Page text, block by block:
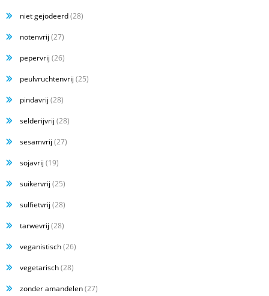
niet gejodeerd(28)
notenvrij (27)
pepervrij (26)
peulvruchtenvrij (25)
pindavrij (28)
selderijvrij (28)
sesamvrij (27)
sojavrij (19)
suikervrij (25)
sulfietvrij (28)
tarwevrij (28)
veganistisch(26)
vegetarisch(28)
zonder amandelen(27)